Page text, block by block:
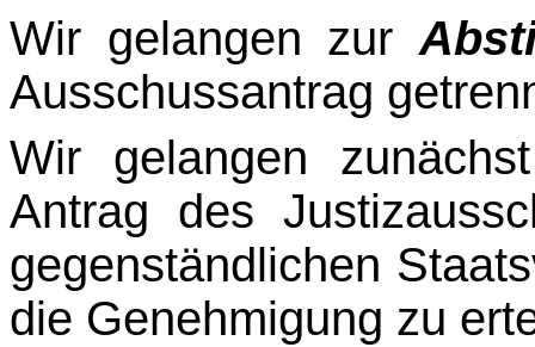
Wir gelangen zur
Ausschussantrag
Wir gelangen
Antrag des
gegenständlichen
die Genehmi­gung zu